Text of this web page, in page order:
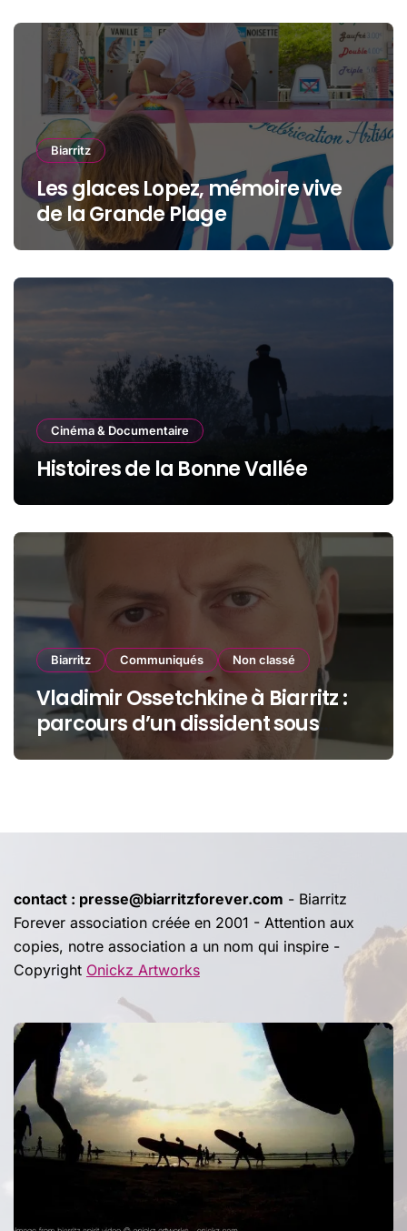
Biarritz
Les glaces Lopez, mémoire vive
de la Grande Plage
Cinéma & Documentaire
Histoires de la Bonne Vallée
Biarritz Communiqués Non classé
Vladimir Ossetchkine à Biarritz :
parcours d’un dissident sous
protection
contact : presse@biarritzforever.com - Biarritz
Forever association créée en 2001 - Attention aux
copies, notre association a un nom qui inspire -
Copyright Onickz Artworks